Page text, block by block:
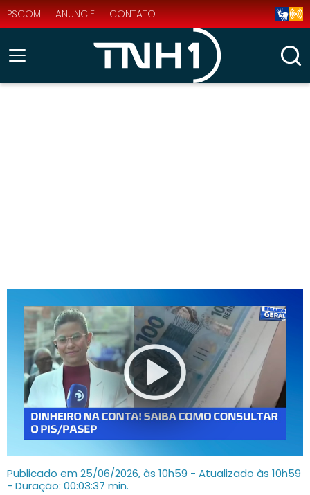
PSCOM ANUNCIE CONTATO
Publicado em 25/06/2026, às 10h59 - Atualizado às 10h59
- Duração: 00:03:37 min.